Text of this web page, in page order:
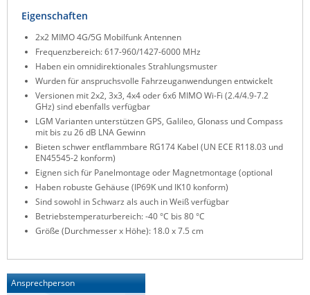
Teltonika
Unwired Networks
Vision
WATTECO
Westermo
Yuasa
ZPE Systems
News zu unseren Herstellern
Eigenschaften
2x2 MIMO 4G/5G Mobilfunk Antennen
Frequenzbereich: 617-960/1427-6000 MHz
Haben ein omnidirektionales Strahlungsmuster
Wurden für anspruchsvolle Fahrzeuganwendungen entwickelt
Versionen mit 2x2, 3x3, 4x4 oder 6x6 MIMO Wi-Fi (2.4/4.9-7.2
GHz) sind ebenfalls verfügbar
LGM Varianten unterstützen GPS, Galileo, Glonass und Compass
mit bis zu 26 dB LNA Gewinn
Bieten schwer entflammbare RG174 Kabel (UN ECE R118.03 und
EN45545-2 konform)
Eignen sich für Panelmontage oder Magnetmontage (optional
Haben robuste Gehäuse (IP69K und IK10 konform)
Sind sowohl in Schwarz als auch in Weiß verfügbar
Betriebstemperaturbereich: -40 °C bis 80 °C
Größe (Durchmesser x Höhe): 18.0 x 7.5 cm
Ansprechperson